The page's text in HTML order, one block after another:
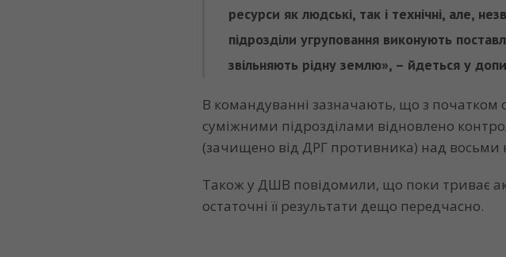
ресурси як людські, так і технічні, але,
підрозділи угруповання виконують
звільняють рідну землю», – йдеться у
В командуванні зазначають, що з початком
суміжними підрозділами відновлено
(зачищено від ДРГ противника) над
Також у ДШВ повідомили, що поки триває
остаточні її результати дещо передчасно.